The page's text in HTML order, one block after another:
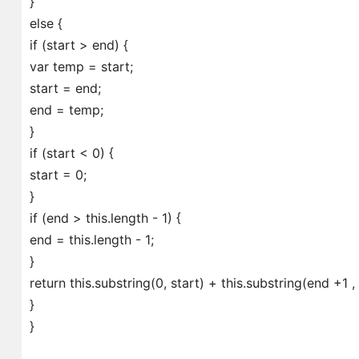
else {
if (start > end) {
var temp = start;
start = end;
end = temp;
}
if (start < 0) {
start = 0;
}
if (end > this.length - 1) {
end = this.length - 1;
}
return this.substring(0, start) + this.substring(end +1 ,
}
}